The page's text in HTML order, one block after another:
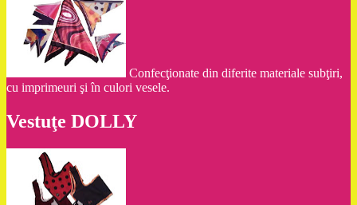
Confecţionate din diferite materiale subţiri,
cu imprimeuri şi în culori vesele.
Vestuţe DOLLY